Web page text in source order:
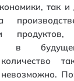
так и
продуктов,
в